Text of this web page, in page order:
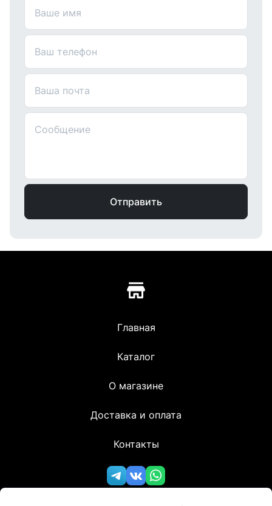
Ваше имя
Ваш телефон
Ваша почта
Сообщение
Отправить
Главная
Каталог
О магазине
Доставка и оплата
Контакты